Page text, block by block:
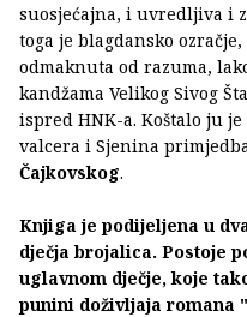
suosjećajna, i uvredljiva i
toga je blagdansko
odmaknuta od razuma,
kandžama Velikog Sivog
ispred HNK-a. Koštalo ju
valcera i Sjenina
Čajkovskog.
Knjiga je podijeljena u
dječja brojalica. Postoje
uglavnom dječje, koje
punini doživljaja romana